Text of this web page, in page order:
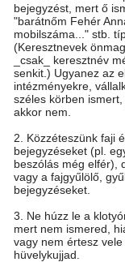
bejegyzést, mert ő
"barátnőm Fehér
mobilszáma..." stb.
(Keresztnevek
_csak_ keresztnév
senkit.) Ugyanez az
intézményekre,
széles körben
akkor nem.
2. Közzéteszünk faji
bejegyzéseket (pl.
beszólás még elfér),
vagy a fajgyűlölő,
bejegyzéseket.
3. Ne húzz le a
mert nem ismered,
vagy nem értesz
hüvelykujjad.